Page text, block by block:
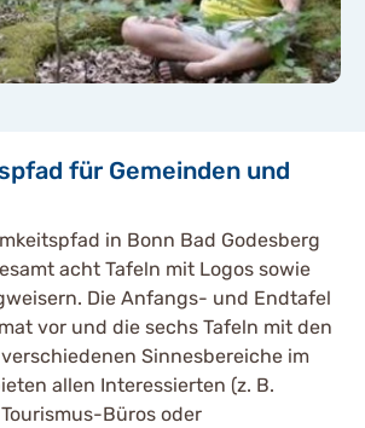
für Gemeinden und
in Bonn Bad Godesberg
acht Tafeln mit Logos sowie
Die Anfangs- und Endtafel
vor und die sechs Tafeln mit den
Sinnesbereiche im
allen Interessierten (z. B.
Büros oder